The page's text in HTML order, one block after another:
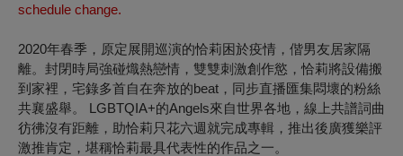
schedule change.
2020年春季，原定展開巡演的恰莉困於疫情，偕男友居家隔
離。封閉時局強碰熾熱戀情，雙雙刺激創作慾，恰莉將設備搬
到家裡，宅錄多首自在奔放的beat，同步直播匯集悶壞的粉絲
共襄盛舉。 LGBTQIA+的Angels來自世界各地，線上共譜詞曲
彷彿沒有距離，助恰莉只花六週就完成專輯，推出後廣獲樂評
激推肯定，堪稱恰莉最具代表性的作品之一。